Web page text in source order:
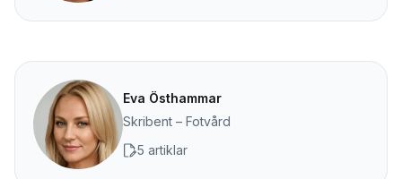
Eva Östhammar
Skribent – Fotvård
5 artiklar